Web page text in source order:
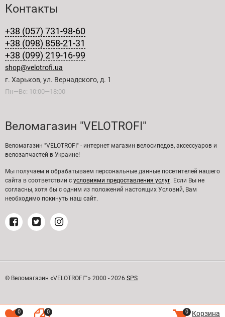
Контакты
+38 (057) 731-98-60
+38 (098) 858-21-31
+38 (099) 219-16-99
shop@velotrofi.ua
г. Харьков, ул. Вернадского, д. 1
Пн—Вс: 10:00—18:00
Веломагазин "VELOTROFI"
Веломагазин "VELOTROFI" - интернет магазин велосипедов, аксессуаров и
велозапчастей в Украине!
Мы получаем и обрабатываем персональные данные посетителей нашего
сайта в соответствии с условиями предоставления услуг. Если Вы не
согласны, хотя бы с одним из положений настоящих Условий, Вам
необходимо покинуть наш сайт.
© Веломагазин «VELOTROFI™» 2000 - 2026 SPS
0 0 0 Корзина